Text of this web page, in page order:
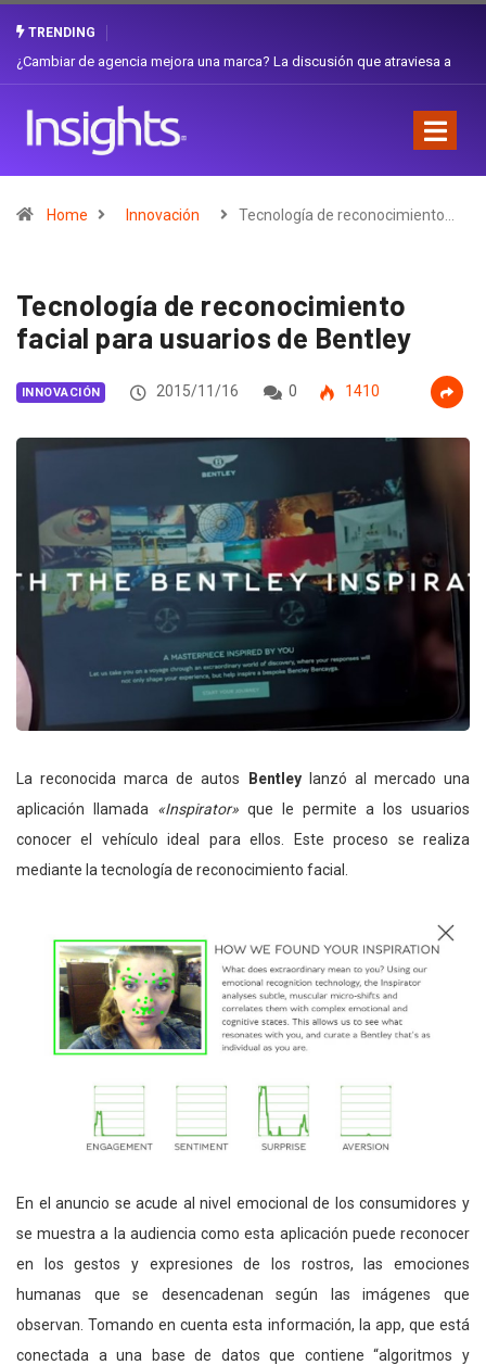
TRENDING
Gabriela Herrera y el arte de cambiarse el sombrero en Corporación
Home Innovación Tecnología de reconocimiento…
Tecnología de reconocimiento
facial para usuarios de Bentley
INNOVACIÓN 2015/11/16 0 1410
La reconocida marca de autos Bentleylanzó al mercado una
aplicación llamada «Inspirator» que le permite a los usuarios
conocer el vehículo ideal para ellos. Este proceso se realiza
mediante la tecnología de reconocimiento facial.
En el anuncio se acude al nivel emocional de los consumidores y
se muestra a la audiencia como esta aplicación puede reconocer
en los gestos y expresiones de los rostros, las emociones
humanas que se desencadenan según las imágenes que
observan. Tomando en cuenta esta información, la app, que está
conectada a una base de datos que contiene “algoritmos y